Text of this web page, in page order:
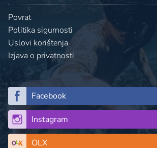
Povrat
Politika sigurnosti
Uslovi korištenja
Izjava o privatnosti
Facebook
Instagram
OLX